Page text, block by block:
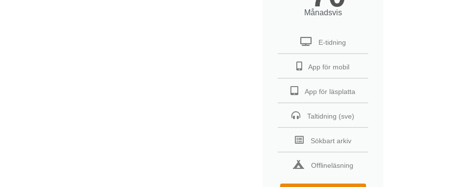
Månadsvis
E-tidning
App för mobil
App för läsplatta
Taltidning (sve)
Sökbart arkiv
Offlineläsning